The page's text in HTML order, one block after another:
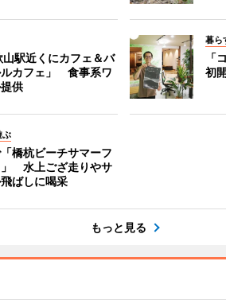
山駅近くにカフェ＆バ
ルカフェ」 食事系ワ
供
暮ら
「
初
ぶ
橋杭ビーチサマーフ
」 水上ござ走りやサ
ばしに喝采
もっと見る